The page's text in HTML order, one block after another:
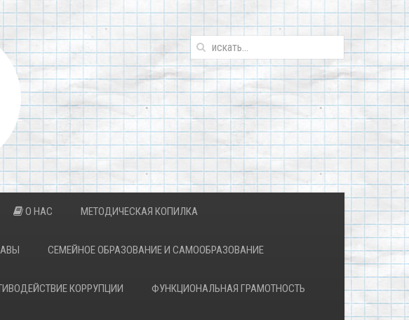
О НАС МЕТОДИЧЕСКАЯ КОПИЛКА
СЕМЕЙНОЕ ОБРАЗОВАНИЕ И САМООБРАЗОВАНИЕ
КОРРУПЦИИ ФУНКЦИОНАЛЬНАЯ ГРАМОТНОСТЬ